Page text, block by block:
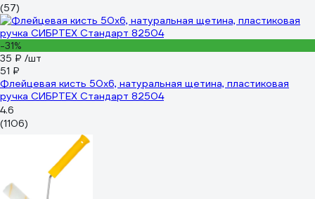
(57)
-31%
35 ₽ /шт
51 ₽
Флейцевая кисть 50х6, натуральная щетина, пластиковая
ручка СИБРТЕХ Стандарт 82504
4.6
(1106)